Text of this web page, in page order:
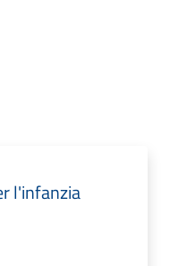
l'infanzia